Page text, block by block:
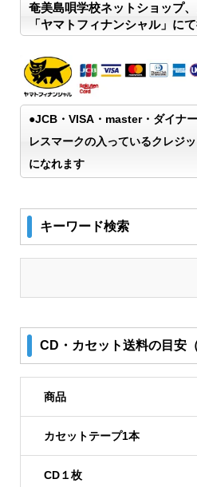
奄美島唄学校ネットショップ
「ヤマトフィナンシャル」に
●JCB・VISA・master・ダイナ
レスマークの入っているクレジ
になれます
キーワード検索
CD・カセット送料の目安
商品
カセットテープ1本
CD１枚